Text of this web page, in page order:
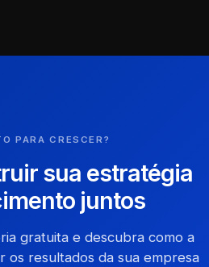
PARA CRESCER?
sua estratégia
juntos
gratuita e descubra como a
os resultados da sua empresa